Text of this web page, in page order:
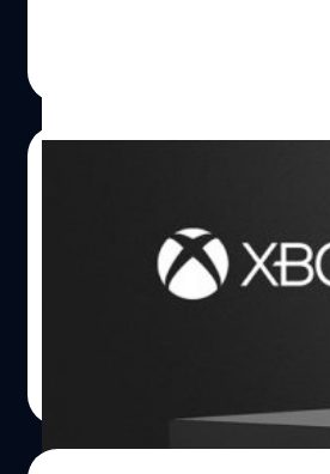
ทางการจากไมโครซอฟท์
มาดูคลิปการแกะกล่อง Xboxone X